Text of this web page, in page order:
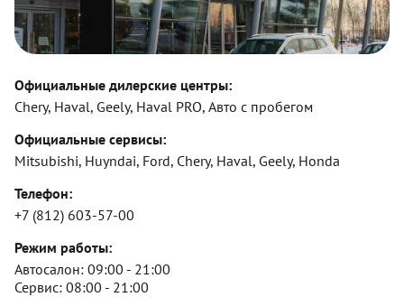
Официальные дилерские центры:
Chery, Haval, Geely, Haval PRO, Авто с пробегом
Официальные сервисы:
Mitsubishi, Huyndai, Ford, Chery, Haval, Geely, Honda
Телефон:
+7 (812) 603-57-00
Режим работы:
Автосалон: 09:00 - 21:00
Сервис: 08:00 - 21:00